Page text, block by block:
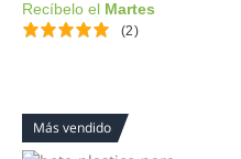
Recíbelo el Martes
(2)
Más vendido